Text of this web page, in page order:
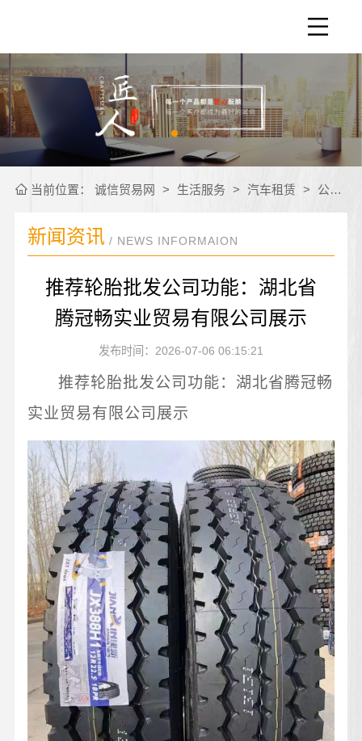
当前位置： 诚信贸易网 > 生活服务 > 汽车租赁 > 公司新闻
新闻资讯 / NEWS INFORMAION
推荐轮胎批发公司功能：湖北省
腾冠畅实业贸易有限公司展示
发布时间：2026-07-06 06:15:21
推荐轮胎批发公司功能：湖北省腾冠畅
实业贸易有限公司展示